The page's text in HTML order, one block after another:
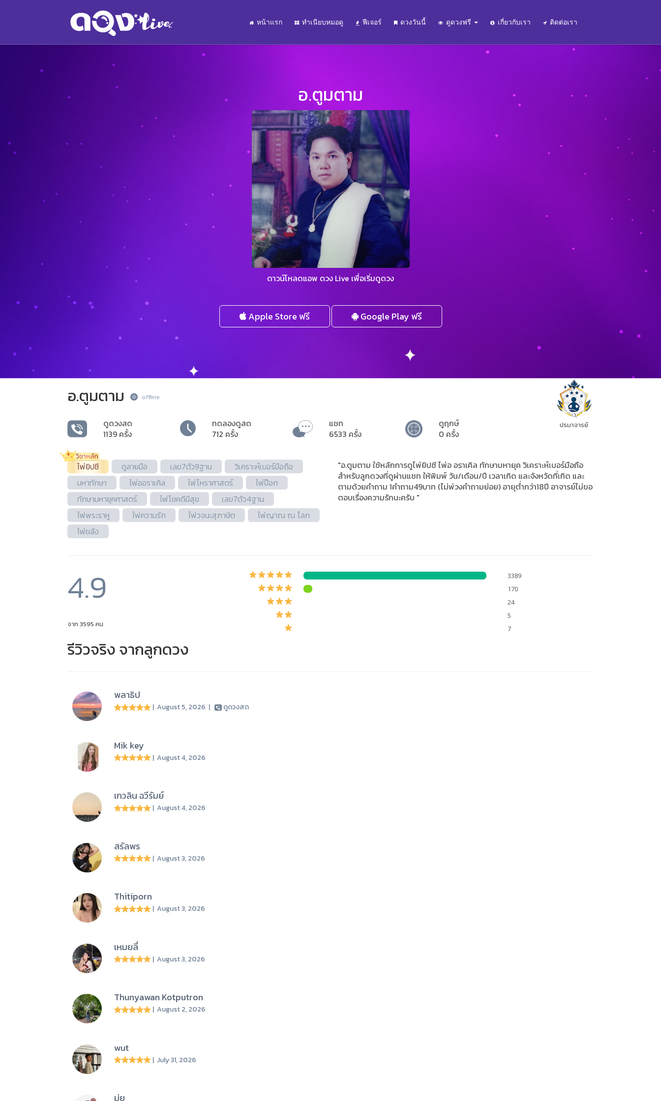
หน้าแรก ทำเนียบหมอดู ฟีเจอร์ ดวงวันนี้ ดูดวงฟรี เกี่ยวกับเรา ติดต่อเรา
อ.ตูมตาม
ดาวน์โหลดแอพ ดวง Live เพื่อเริ่มดูดวง
Apple Store ฟรี Google Play ฟรี
อ.ตูมตาม offline
ดูดวงสด
1139 ครั้ง
ทดลองดูสด
712 ครั้ง
แชท
6533 ครั้ง
ดูฤกษ์
0 ครั้ง
ปรมาจารย์
ไพ่ยิปซี ดูลายมือ เลข7ตัว9ฐาน
วิเคราะห์เบอร์มือถือ
มหาทักษา
ไพ่ออราเคิล ไพ่โหราศาสตร์
ไพ่ป๊อก
ทักษามหายุคศาสตร์
ไพ่โชคดีมีสุข
เลข7ตัว4ฐาน
ไพ่พระราหู
ไพ่ความรัก ไพ่วจนะ​สุภาษิต​
ไพ่ญาณ ณ โลก
ไพ่ขลัง
"อ.ตูมตาม ใช้หลักการดูไพ่ยิปซี ไพ่อ อราเคิล ทักษามหายุค วิเคราะห์เบอร์มือถือ
สำหรับลูกดวงที่ดูผ่านแชท ให้พิมพ์ วัน/เดือน/ปี เวลาเกิด และจังหวัดที่เกิด และ
ตามด้วยคำถาม 1คำถาม49บาท (ไม่พ่วงคำถามย่อย) อายุต่ำกว่า18ปี อาจารย์ไม่ขอ
ตอบเรื่องความรักนะครับ "
4.9
จาก 3595 คน
3389
170
24
5
7
รีวิวจริง จากลูกดวง
พลาธิป
| August 5, 2026 | ดูดวงสด
Mik key
| August 4, 2026
เกวลิน ฉวีรัมย์
| August 4, 2026
สรัลพร
| August 3, 2026
Thitiporn
| August 3, 2026
เหมยลี่
| August 3, 2026
Thunyawan Kotputron
| August 2, 2026
wut
| July 31, 2026
มุ่ย